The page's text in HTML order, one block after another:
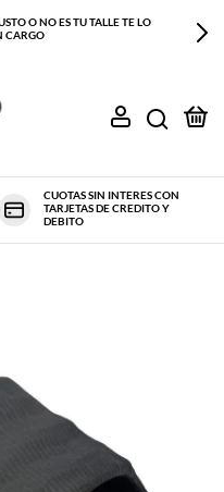
O NO ES TU TALLE TE LO
CARGO
CUOTAS SIN INTERES CON
TARJETAS DE CREDITO Y
DEBITO